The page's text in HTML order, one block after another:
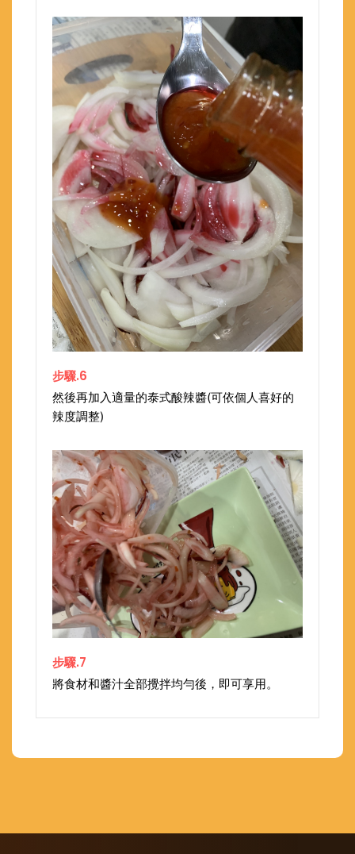
步驟.6
然後再加入適量的泰式酸辣醬(可依個人喜好的
辣度調整)
步驟.7
將食材和醬汁全部攪拌均勻後，即可享用。